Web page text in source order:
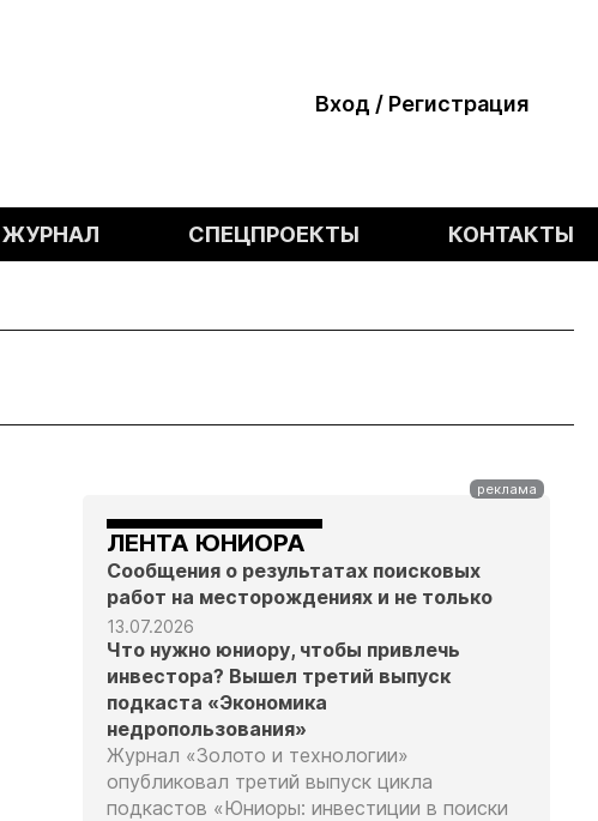
Вход / Регистрация
ЖУРНАЛ СПЕЦПРОЕКТЫ КОНТАКТЫ
ЛЕНТА ЮНИОРА
Сообщения о результатах поисковых
работ на месторождениях и не только
13.07.2026
Что нужно юниору, чтобы привлечь
инвестора? Вышел третий выпуск
подкаста «Экономика
недропользования»
Журнал «Золото и технологии»
опубликовал третий выпуск цикла
подкастов «Юниоры: инвестиции в поиски